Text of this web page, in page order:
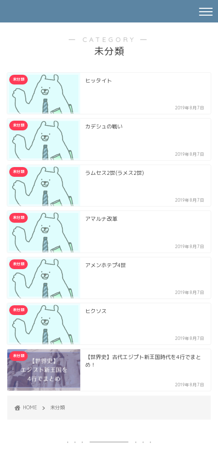
― CATEGORY ―
未分類
未分類 ヒッタイト
2019年8月7日
未分類 カデシュの戦い
2019年8月7日
未分類 ラムセス2世(ラメス2世)
2019年8月7日
未分類 アマルナ改革
2019年8月7日
未分類 アメンホテプ4世
2019年8月7日
未分類 ヒクソス
2019年8月7日
未分類
【世界史】古代エジプト新王国時代を4行でまと
め！
2019年8月7日
HOME 未分類